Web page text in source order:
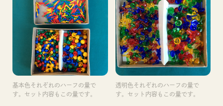
基本色それぞれのハーフの量で
す。セット内容もこの量です。
透明色それぞれのハーフの量で
す。セット内容もこの量です。